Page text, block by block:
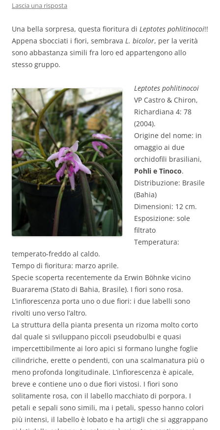
Lascia una risposta
Una bella sorpresa, questa fioritura di Leptotes pohlitinocoi!!
Appena sbocciati i fiori, sembrava L. bicolor, per la verità
sono abbastanza simili fra loro ed appartengono allo
stesso gruppo.
Leptotes pohlitinocoi
VP Castro & Chiron,
Richardiana 4: 78
(2004).
Origine del nome: in
omaggio ai due
orchidofili brasiliani,
Pohli e Tinoco.
Distribuzione: Brasile
(Bahia)
Dimensioni: 12 cm.
Esposizione: sole
filtrato
Temperatura:
temperato-freddo al caldo.
Tempo di fioritura: marzo aprile.
Specie scoperta recentemente da Erwin Böhnke vicino
Buararema (Stato di Bahia, Brasile). I fiori sono rosa.
L’infiorescenza porta uno o due fiori: i due labelli sono
rivolti uno verso l’altro.
La struttura della pianta presenta un rizoma molto corto
dal quale si sviluppano piccoli pseudobulbi e quasi
impercettibilmente ai loro apici si formano lunghe foglie
cilindriche, erette o pendenti, con una scalmanatura più o
meno profonda longitudinale. L’infiorescenza è apicale,
breve e contiene uno o due fiori vistosi. I fiori sono
solitamente rosa, con il labello macchiato di porpora. I
petali e sepali sono simili, ma i petali, spesso hanno colori
più intensi, il labello è lobato e ha artigli che si aggrappano